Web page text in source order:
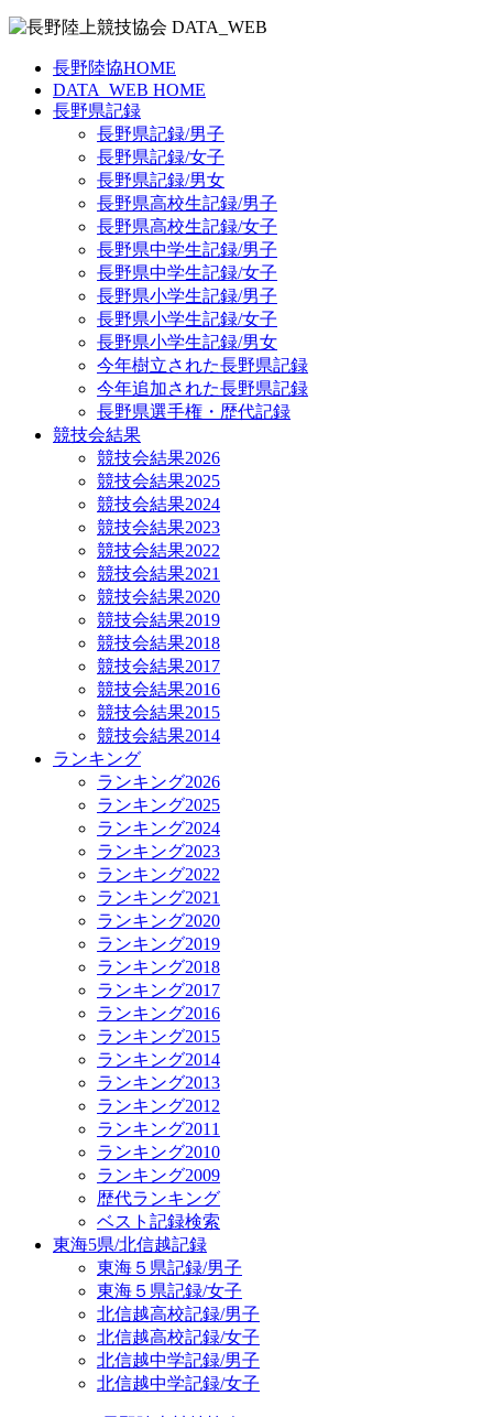
長野陸協HOME
DATA_WEB HOME
長野県記録
長野県記録/男子
長野県記録/女子
長野県記録/男女
長野県高校生記録/男子
長野県高校生記録/女子
長野県中学生記録/男子
長野県中学生記録/女子
長野県小学生記録/男子
長野県小学生記録/女子
長野県小学生記録/男女
今年樹立された長野県記録
今年追加された長野県記録
長野県選手権・歴代記録
競技会結果
競技会結果2026
競技会結果2025
競技会結果2024
競技会結果2023
競技会結果2022
競技会結果2021
競技会結果2020
競技会結果2019
競技会結果2018
競技会結果2017
競技会結果2016
競技会結果2015
競技会結果2014
ランキング
ランキング2026
ランキング2025
ランキング2024
ランキング2023
ランキング2022
ランキング2021
ランキング2020
ランキング2019
ランキング2018
ランキング2017
ランキング2016
ランキング2015
ランキング2014
ランキング2013
ランキング2012
ランキング2011
ランキング2010
ランキング2009
歴代ランキング
ベスト記録検索
東海5県/北信越記録
東海５県記録/男子
東海５県記録/女子
北信越高校記録/男子
北信越高校記録/女子
北信越中学記録/男子
北信越中学記録/女子